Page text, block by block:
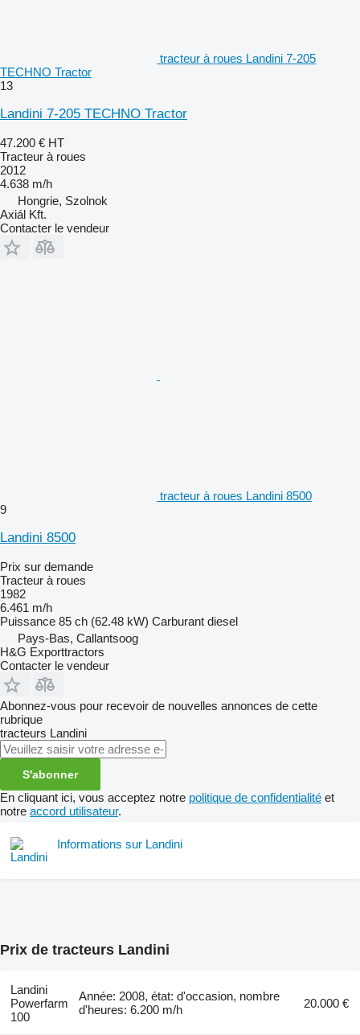
tracteur à roues Landini 7-205
TECHNO Tractor
13
Landini 7-205 TECHNO Tractor
47.200 € HT
Tracteur à roues
2012
4.638 m/h
Hongrie, Szolnok
Axiál Kft.
Contacter le vendeur
tracteur à roues Landini 8500
9
Landini 8500
Prix sur demande
Tracteur à roues
1982
6.461 m/h
Puissance 85 ch (62.48 kW) Carburant diesel
Pays-Bas, Callantsoog
H&G Exporttractors
Contacter le vendeur
Abonnez-vous pour recevoir de nouvelles annonces de cette
rubrique
tracteurs Landini
S'abonner
En cliquant ici, vous acceptez notre politique de confidentialité et
notre accord utilisateur.
Informations sur Landini
Prix de tracteurs Landini
Landini
Powerfarm
100
Année: 2008, état: d'occasion, nombre
d'heures: 6.200 m/h
20.000 €